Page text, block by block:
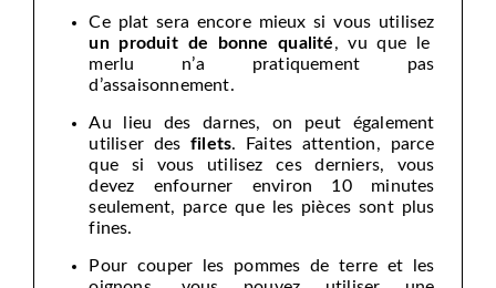
Ce plat sera encore mieux si vous utilisez
un produit de bonne qualité, vu que le
merlu n’a pratiquement pas
d’assaisonnement.
Au lieu des darnes, on peut également
utiliser des filets. Faites attention, parce
que si vous utilisez ces derniers, vous
devez enfourner environ 10 minutes
seulement, parce que les pièces sont plus
fines.
Pour couper les pommes de terre et les